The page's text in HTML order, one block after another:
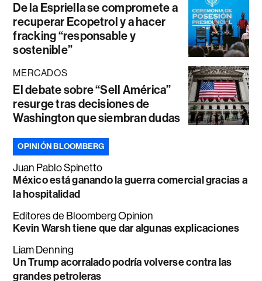
De la Espriella se compromete a
recuperar Ecopetrol y a hacer
fracking “responsable y
sostenible”
MERCADOS
El debate sobre “Sell América”
resurge tras decisiones de
Washington que siembran dudas
OPINIÓN BLOOMBERG
Juan Pablo Spinetto
México está ganando la guerra comercial gracias a
la hospitalidad
Editores de Bloomberg Opinion
Kevin Warsh tiene que dar algunas explicaciones
Liam Denning
Un Trump acorralado podría volverse contra las
grandes petroleras